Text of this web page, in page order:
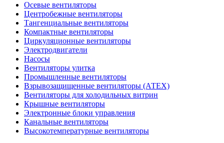
Осевые вентиляторы
Центробежные вентиляторы
Тангенциальные вентиляторы
Компактные вентиляторы
Циркуляционные вентиляторы
Электродвигатели
Насосы
Вентиляторы улитка
Промышленные вентиляторы
Взрывозащищенные вентиляторы (АТЕХ)
Вентиляторы для холодильных витрин
Крышные вентиляторы
Электронные блоки управления
Канальные вентиляторы
Высокотемпературные вентиляторы